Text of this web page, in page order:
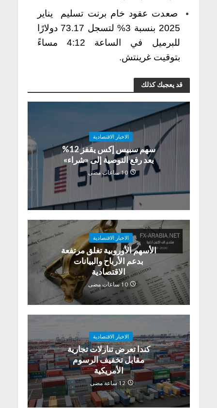
صعدت عقود خام برنت تسليم يناير
2025 بنسبة 3% لتسجل 73.17 دولارًا
للبرميل في الساعة 4:12 مساءً
بتوقيت غرينتش.
قد يعجبك كذلك
الاخبار الاقتصادية
سهم سبيس إكس يقفز 12%
بعد رفع التوصية إلى «شراء»
10 ساعات مضى
الاخبار الاقتصادية
الأسهم الأوروبية تغلق مرتفعة
بدعم الأرباح والبيانات
الاقتصادية
10 ساعات مضى
الاخبار الاقتصادية
كندا تعرض تنازلات تجارية
مقابل تخفيف الرسوم
الأمريكية
12 ساعة مضى